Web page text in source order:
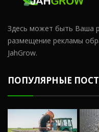
Здесь может быть Ваша
размещение рекламы
JahGrow.
ПОПУЛЯРНЫЕ